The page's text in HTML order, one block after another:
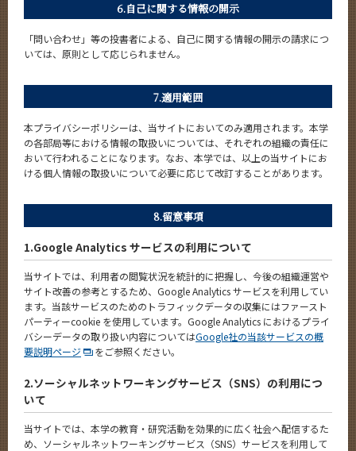
6.自己に関する情報の開示
「問い合わせ」等の投書者による、自己に関する情報の開示の請求につ
いては、原則として応じられません。
7.適用範囲
本プライバシーポリシーは、当サイトにおいてのみ適用されます。本学
の各部局等における情報の取扱いについては、それぞれの組織の責任に
おいて行われることになります。なお、本学では、以上の当サイトにお
ける個人情報の取扱いについて必要に応じて改訂することがあります。
8.留意事項
1.Google Analytics サービスの利用について
当サイトでは、利用者の閲覧状況を統計的に把握し、今後の組織運営や
サイト改善の参考とするため、Google Analytics サービスを利用してい
ます。当該サービスのためのトラフィックデータの収集にはファースト
パーティーcookie を使用しています。Google Analytics におけるプライ
バシーデータの取り扱い内容についてはGoogle社の当該サービスの概
要説明ページ
をご参照ください。
2.ソーシャルネットワーキングサービス（SNS）の利用につ
いて
当サイトでは、本学の教育・研究活動を効果的に広く社会へ配信するた
め、ソーシャルネットワーキングサービス（SNS）サービスを利用して